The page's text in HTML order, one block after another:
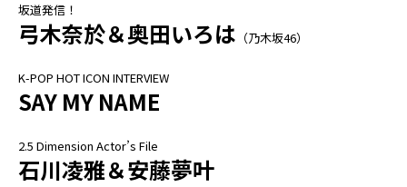
坂道発信！
弓木奈於＆奥田いろは （乃木坂46）
K-POP HOT ICON INTERVIEW
SAY MY NAME
2.5 Dimension Actor’s File
石川凌雅＆安藤夢叶